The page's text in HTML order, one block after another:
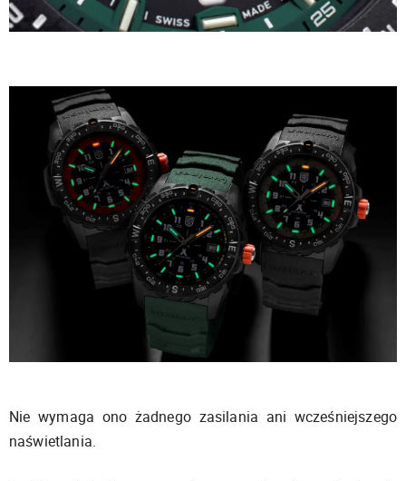
Nie wymaga ono żadnego zasilania ani wcześniejszego
naświetlania.